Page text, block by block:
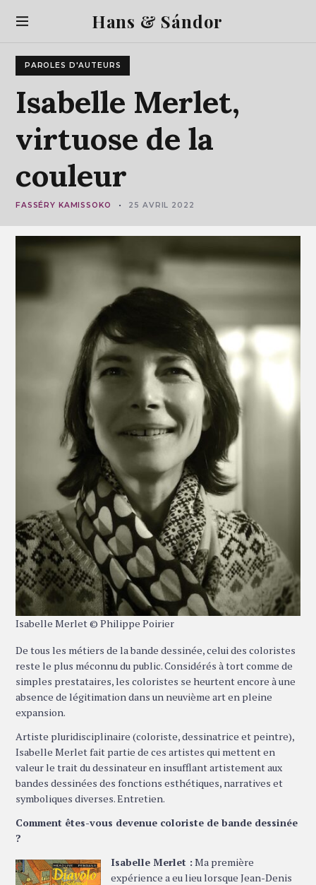
Hans & Sándor
PAROLES D'AUTEURS
Isabelle Merlet,
virtuose de la
couleur
FASSÉRY KAMISSOKO 25 AVRIL 2022
Isabelle Merlet © Philippe Poirier
De tous les métiers de la bande dessinée, celui des coloristes
reste le plus méconnu du public. Considérés à tort comme de
simples prestataires, les coloristes se heurtent encore à une
absence de légitimation dans un neuvième art en pleine
expansion.
Artiste pluridisciplinaire (coloriste, dessinatrice et peintre),
Isabelle Merlet fait partie de ces artistes qui mettent en
valeur le trait du dessinateur en insufflant artistement aux
bandes dessinées des fonctions esthétiques, narratives et
symboliques diverses. Entretien.
Comment êtes-vous devenue coloriste de bande dessinée
?
Isabelle Merlet : Ma première
expérience a eu lieu lorsque Jean-Denis